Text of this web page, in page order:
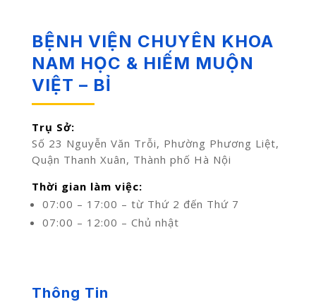
BỆNH VIỆN CHUYÊN KHOA
NAM HỌC & HIẾM MUỘN
VIỆT – BỈ
Trụ Sở:
Số 23 Nguyễn Văn Trỗi, Phường Phương Liệt,
Quận Thanh Xuân, Thành phố Hà Nội
Thời gian làm việc:
07:00 – 17:00 – từ Thứ 2 đến Thứ 7
07:00 – 12:00 – Chủ nhật
Thông Tin